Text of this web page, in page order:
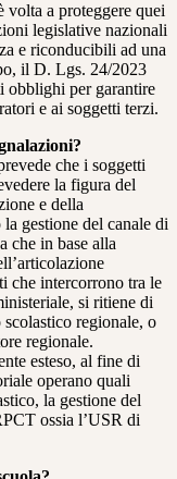
a proteggere quei
legislative nazionali
e riconducibili ad una
il D. Lgs. 24/2023
obblighi per garantire
e ai soggetti terzi.
che i soggetti
la figura del
e della
gestione del canale di
che in base alla
che intercorrono tra le
si ritiene di
regionale, o
regionale.
esteso, al fine di
operano quali
la gestione del
ossia l’USR di